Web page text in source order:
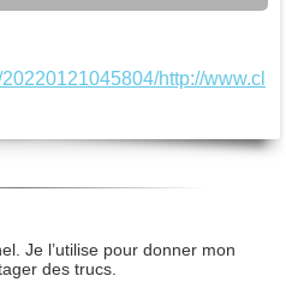
http://www.cl
Je l’utilise pour donner mon
des trucs.